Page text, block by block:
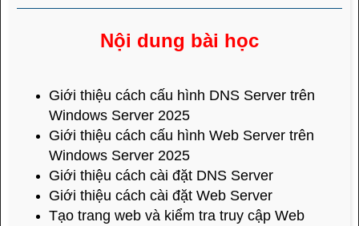
Nội dung bài học
Giới thiệu cách cấu hình DNS Server trên
Windows Server 2025
Giới thiệu cách cấu hình Web Server trên
Windows Server 2025
Giới thiệu cách cài đặt DNS Server
Giới thiệu cách cài đặt Web Server
Tạo trang web và kiểm tra truy cập Web